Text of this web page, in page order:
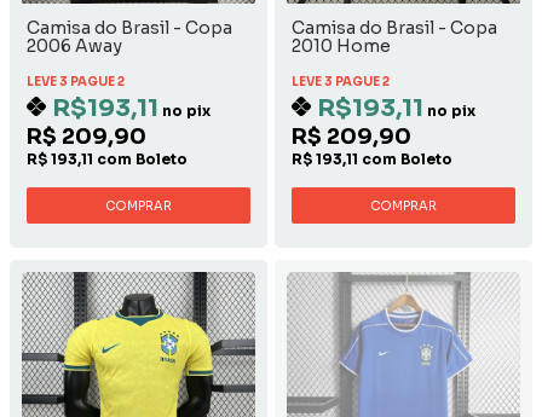
Camisa do Brasil - Copa
2006 Away
LEVE 3 PAGUE 2
R$193,11 no pix
R$ 209,90
R$ 193,11 com Boleto
COMPRAR
Camisa do Brasil - Copa
2010 Home
LEVE 3 PAGUE 2
R$193,11 no pix
R$ 209,90
R$ 193,11 com Boleto
COMPRAR